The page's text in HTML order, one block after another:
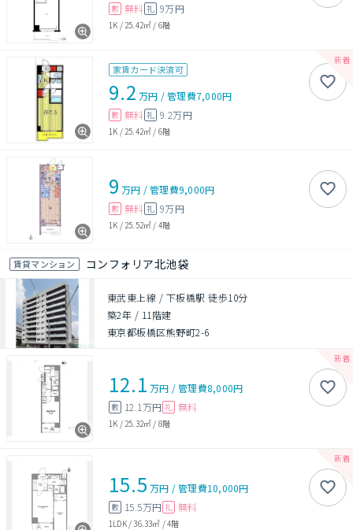
敷 無料 礼 9万円
1K / 25.42㎡ / 6階
家賃カード決済可
9.2 万円 /管理費7,000円
敷 無料 礼 9.2万円
1K /25.42㎡ / 6階
9 万円 /管理費9,000円
敷 無料 礼 9万円
1K / 25.52㎡ / 4階
賃貸マンション コンフォリア北池袋
東武東上線 / 下板橋駅 徒歩10分
築2年 / 11階建
東京都板橋区熊野町2-6
12.1 万円 /管理費8,000円
敷 12.1万円 礼 無料
1K / 25.32㎡ / 8階
15.5 万円 /管理費10,000円
敷 15.5万円 礼 無料
1LDK/36.33㎡ /4階